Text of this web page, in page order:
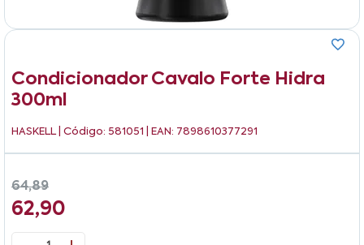
Condicionador Cavalo Forte Hidra
300ml
HASKELL| Código: 581051 | EAN: 7898610377291
64,89
62,90